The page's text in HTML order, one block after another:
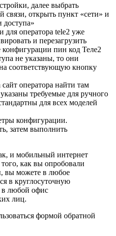
далее выбрать
связи, открыть пункт «сети» и
доступа»
для оператора tele2 уже
и перезагрузить
не указаны, то они
соответствующую кнопку
оператора найти там
требуемые для ручного
для всех моделей
конфигурации.
затем выполнить
и мобильный интернет
как вы опробовали
вы можете в любое
в круглосуточную
в любой офис
лиц.
формой обратной